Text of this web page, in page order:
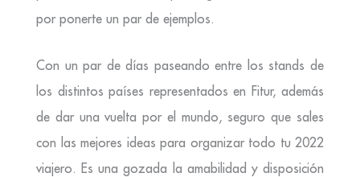
por ponerte un par de ejemplos.
Con un par de días paseando entre los stands de
los distintos países representados en Fitur, además
de dar una vuelta por el mundo, seguro que sales
con las mejores ideas para organizar todo tu 2022
viajero. Es una gozada la amabilidad y disposición